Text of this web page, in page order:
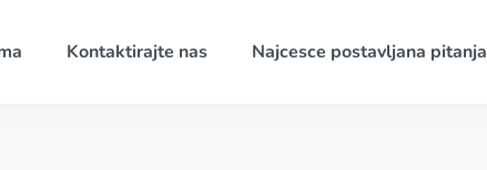
Kontaktirajte nas Najcesce postavljana pitanja